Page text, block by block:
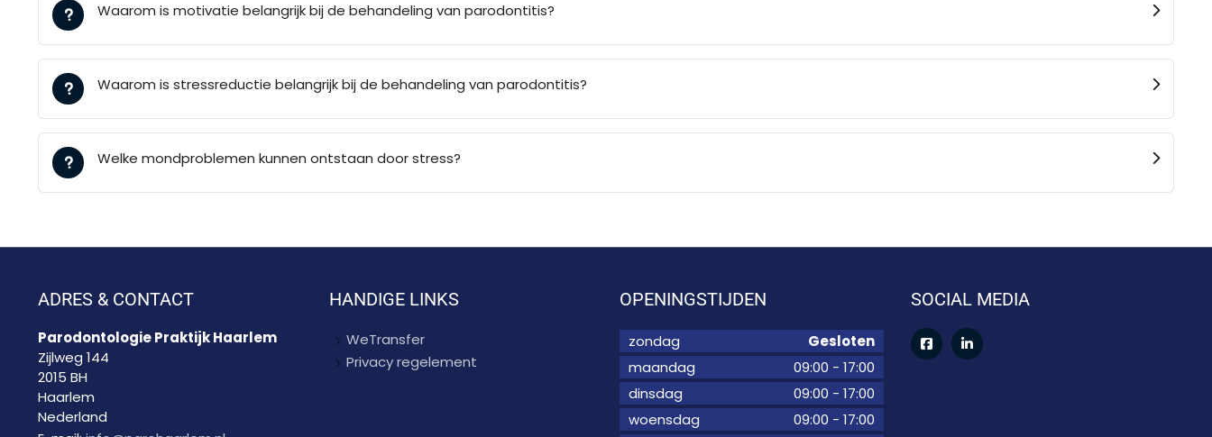
Waarom is motivatie belangrijk bij de behandeling van parodontitis?
Waarom is stressreductie belangrijk bij de behandeling van parodontitis?
Welke mondproblemen kunnen ontstaan door stress?
ADRES & CONTACT
Parodontologie Praktijk Haarlem
Zijlweg 144
2015 BH
Haarlem
Nederland
HANDIGE LINKS
WeTransfer
Privacy regelement
OPENINGSTIJDEN
zondag
Gesloten
maandag
09:00 - 17:00
dinsdag
09:00 - 17:00
woensdag
09:00 - 17:00
SOCIAL MEDIA